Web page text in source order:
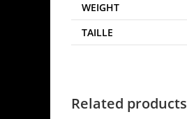
WEIGHT
TAILLE
Related products